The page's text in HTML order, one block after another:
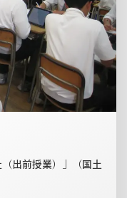
出前授業）」（国土